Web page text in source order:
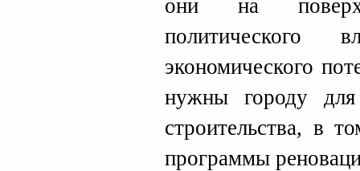
они на
политического
экономического
нужны городу
строительства, в
программы